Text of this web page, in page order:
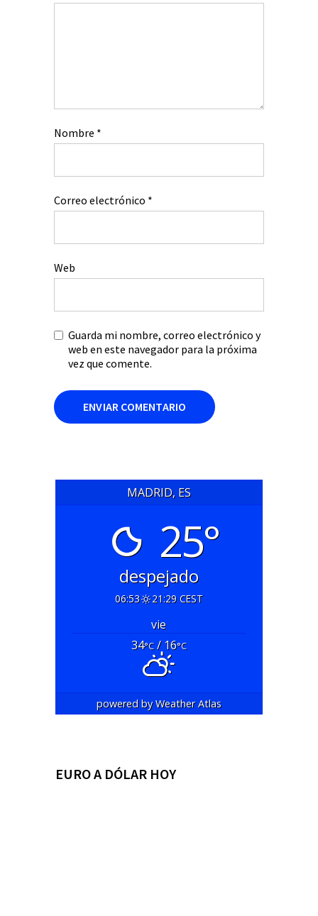
Nombre *
Correo electrónico *
Web
Guarda mi nombre, correo electrónico y
web en este navegador para la próxima
vez que comente.
MADRID, ES
25°
despejado
06:53 21:29 CEST
vie
34°C/ 16°C
powered byWeather Atlas
EURO A DÓLAR HOY